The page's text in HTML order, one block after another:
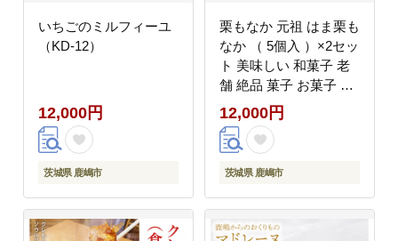
いちごのミルフィーユ
（KD-12）
12,000円
茨城県 鹿嶋市
栗もなか 元祖 はま栗も
なか （ 5個入 ）×2セッ
ト 美味しい 和菓子 老
舗 絶品 菓子 お菓子 お
もたせ ギフト 和 スイ
ーツ マロン お土産 み
やげ 手土産 贈り物 贈
答 デザート 美味しい
ふるさと納税 茨城県 鹿
嶋市
12,000円
茨城県 鹿嶋市